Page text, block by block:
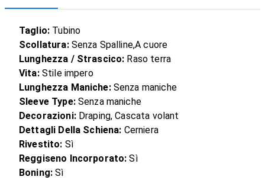
Taglio: Tubino
Scollatura:Senza Spalline,A cuore
Lunghezza / Strascico: Raso terra
Vita:Stile impero
Lunghezza Maniche:Senza maniche
Sleeve Type:Senza maniche
Decorazioni:Draping, Cascata volant
Dettagli Della Schiena: Cerniera
Rivestito: Sì
Reggiseno Incorporato: Sì
Boning: Sì